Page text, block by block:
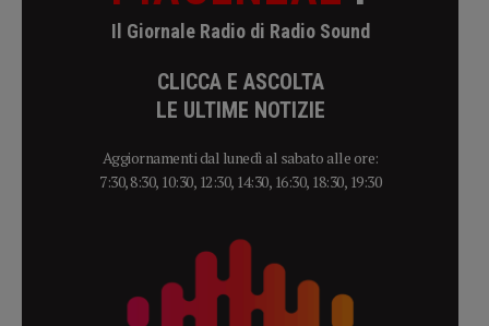
Il Giornale Radio di Radio Sound
CLICCA E ASCOLTA
LE ULTIME NOTIZIE
Aggiornamenti dal lunedì al sabato alle ore:
7:30, 8:30, 10:30, 12:30, 14:30, 16:30, 18:30, 19:30